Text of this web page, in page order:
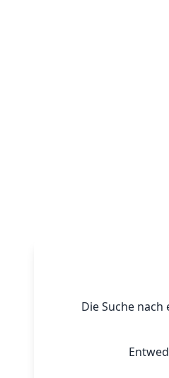
Die Suche